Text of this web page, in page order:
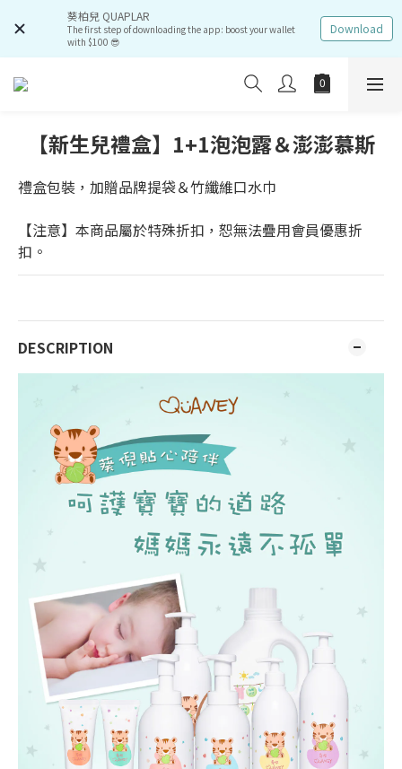
葵柏兒 QUAPLAR
The first step of downloading the app: boost your wallet
with $100 😎
Download
【新生兒禮盒】1+1泡泡露＆澎澎慕斯
禮盒包裝，加贈品牌提袋＆竹纖維口水巾
【注意】本商品屬於特殊折扣，恕無法疊用會員優惠折
扣。
DESCRIPTION